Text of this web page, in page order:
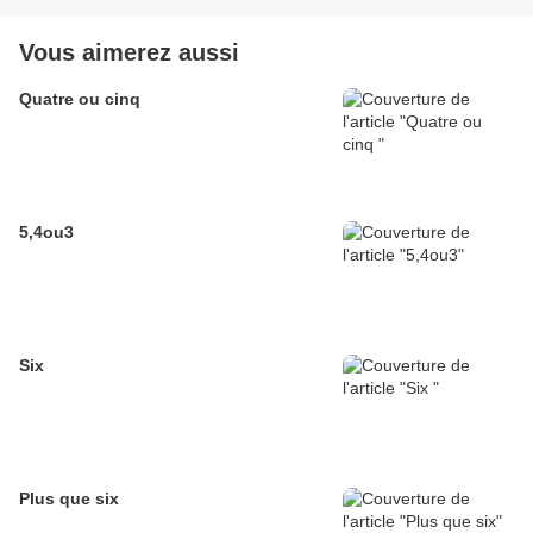
Vous aimerez aussi
Quatre ou cinq
5,4ou3
Six
Plus que six